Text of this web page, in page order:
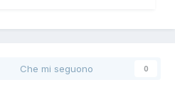
Che mi seguono 0